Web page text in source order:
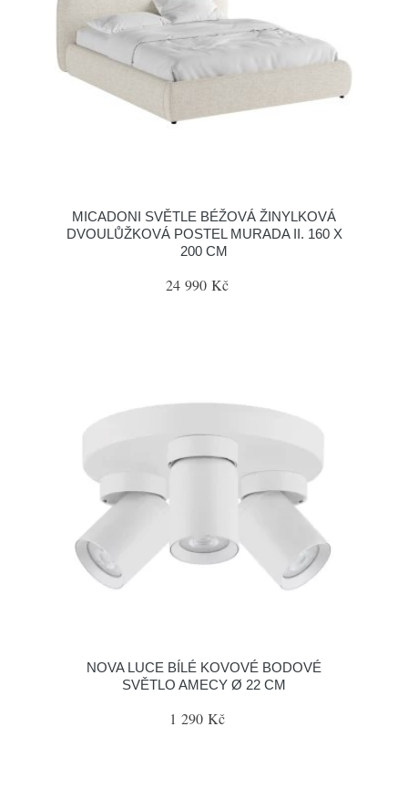
MICADONI SVĚTLE BÉŽOVÁ ŽINYLKOVÁ
DVOULŮŽKOVÁ POSTEL MURADA II. 160 X
200 CM
24 990 Kč
NOVA LUCE BÍLÉ KOVOVÉ BODOVÉ
SVĚTLO AMECY Ø 22 CM
1 290 Kč